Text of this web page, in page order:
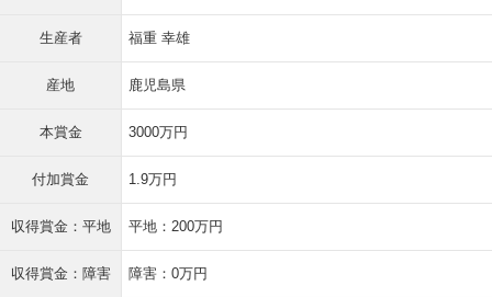
生産者 福重 幸雄
産地 鹿児島県
本賞金 3000万円
付加賞金 1.9万円
収得賞金：平地 平地：200万円
収得賞金：障害 障害：0万円